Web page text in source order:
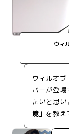
ウィ
ウィルオ
バーが登場
たいと思い
境」 を教え